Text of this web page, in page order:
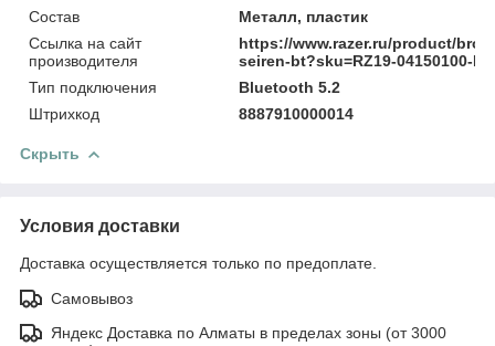
Состав
Металл, пластик
Ссылка на сайт
производителя
https://www.razer.ru/product/
seiren-bt?sku=RZ19-04150100-
Тип подключения
Bluetooth 5.2
Штрихкод
8887910000014
Скрыть
Условия доставки
Доставка осуществляется только по предоплате.
Самовывоз
Яндекс Доставка по Алматы в пределах зоны (от 3000